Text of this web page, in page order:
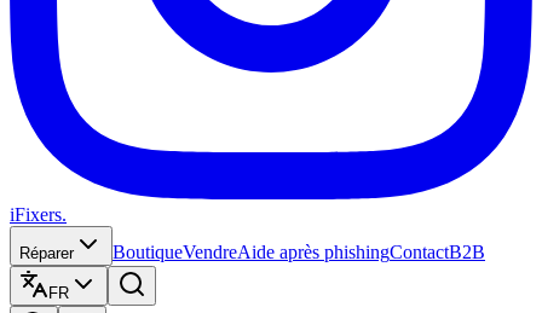
iFixers.
Réparer BoutiqueVendreAide après phishingContactB2B
FR